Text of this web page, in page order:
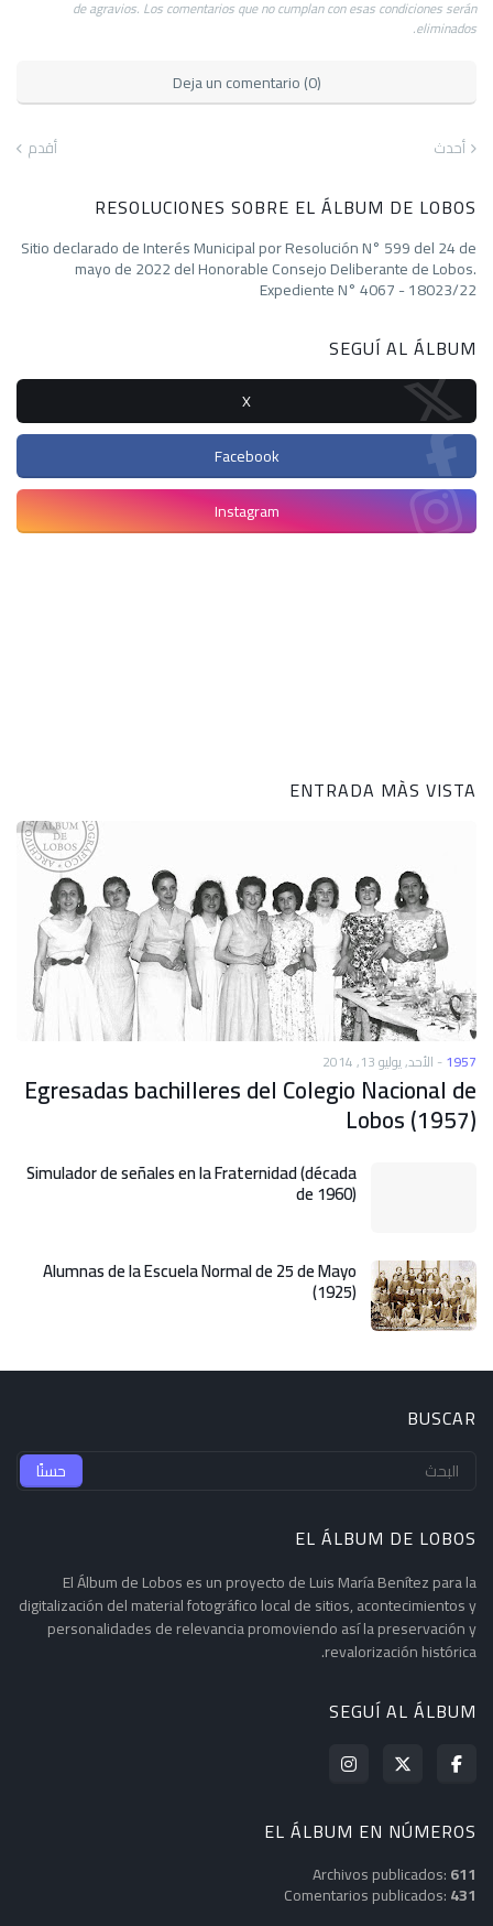
de agravios. Los comentarios que no cumplan con esas condiciones serán
eliminados.
Deja un comentario (0)
أحدث أقدم
RESOLUCIONES SOBRE EL ÁLBUM DE LOBOS
Sitio declarado de Interés Municipal por Resolución N° 599 del 24 de
mayo de 2022 del Honorable Consejo Deliberante de Lobos.
Expediente N° 4067 - 18023/22
SEGUÍ AL ÁLBUM
X
Facebook
Instagram
ENTRADA MÀS VISTA
1957
- الأحد, يوليو 13, 2014
Egresadas bachilleres del Colegio Nacional de
Lobos (1957)
Simulador de señales en la Fraternidad (década
de 1960)
Alumnas de la Escuela Normal de 25 de Mayo
(1925)
BUSCAR
EL ÁLBUM DE LOBOS
El Álbum de Lobos es un proyecto de Luis María Benítez para la
digitalización del material fotográfico local de sitios, acontecimientos y
personalidades de relevancia promoviendo así la preservación y
revalorización histórica.
SEGUÍ AL ÁLBUM
EL ÁLBUM EN NÚMEROS
Archivos publicados:611
Comentarios publicados:431